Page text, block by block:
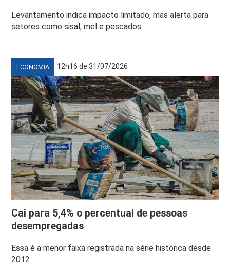
Levantamento indica impacto limitado, mas alerta para
setores como sisal, mel e pescados.
ECONOMIA 12h16 de 31/07/2026
Cai para 5,4% o percentual de pessoas
desempregadas
Essa é a menor faixa registrada na série histórica desde
2012